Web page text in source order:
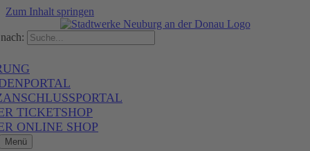
Zum Inhalt springen
TICKETSHOP
ONLINE SHOP
Menü